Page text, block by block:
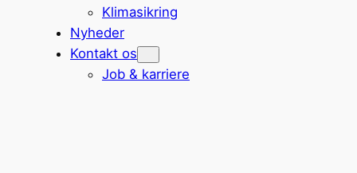
Klimasikring
Nyheder
Kontakt os
Job & karriere